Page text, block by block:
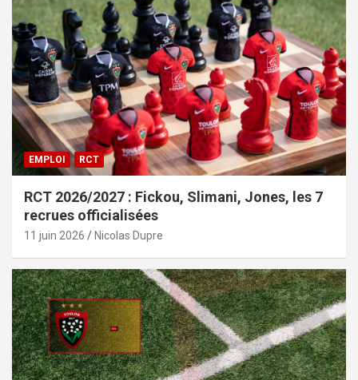
EMPLOI RCT
RCT 2026/2027 : Fickou, Slimani, Jones, les 7
recrues officialisées
11 juin 2026 Nicolas Dupre